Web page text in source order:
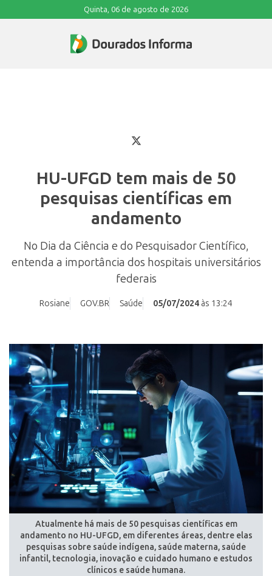
Quinta, 06 de agosto de 2026
HU-UFGD tem mais de 50
pesquisas científicas em
andamento
No Dia da Ciência e do Pesquisador Científico,
entenda a importância dos hospitais universitários
federais
Rosiane GOV.BR Saúde 05/07/2024 às 13:24
Atualmente há mais de 50 pesquisas científicas em
andamento no HU-UFGD, em diferentes áreas, dentre elas
pesquisas sobre saúde indígena, saúde materna, saúde
infantil, tecnologia, inovação e cuidado humano e estudos
clínicos e saúde humana.